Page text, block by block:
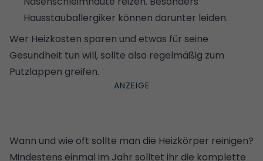
Hausstauballergiker können darunter leiden.
Wer Heizkosten sparen und etwas für seine
Gesundheit tun will, sollte also regelmäßig zum
Putzlappen greifen.
Wann und wie oft sollte man die Heizkörper reinigen?
Mindestens einmal im Jahr solltet ihr die komplette